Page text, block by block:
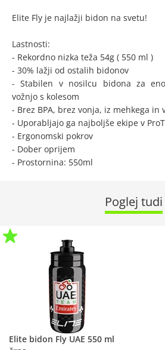
Elite Fly je najlažji bidon na svetu!
Lastnosti:
- Rekordno nizka teža 54g ( 550 ml )
- 30% lažji od ostalih bidonov
- Stabilen v nosilcu bidona za
vožnjo s kolesom
- Brez BPA, brez vonja, iz mehkega
- Uporabljajo ga najboljše ekipe v
- Ergonomski pokrov
- Dober oprijem
- Prostornina: 550ml
Poglej tudi
Elite bidon Fly UAE 550 ml